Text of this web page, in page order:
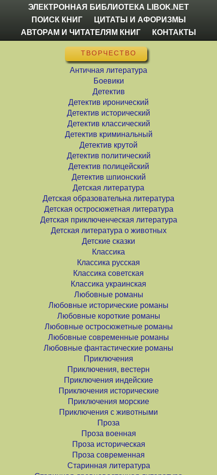
ЭЛЕКТРОННАЯ БИБЛИОТЕКА LIBOK.NET
ПОИСК КНИГ
ЦИТАТЫ И АФОРИЗМЫ
АВТОРАМ И ЧИТАТЕЛЯМ КНИГ
КОНТАКТЫ
ТВОРЧЕСТВО
Античная литература
Боевики
Детектив
Детектив иронический
Детектив исторический
Детектив классический
Детектив криминальный
Детектив крутой
Детектив политический
Детектив полицейский
Детектив шпионский
Детская литература
Детская образовательна литература
Детская остросюжетная литература
Детская приключенческая литература
Детская литература о животных
Детские сказки
Классика
Классика русская
Классика советская
Классика украинская
Любовные романы
Любовные исторические романы
Любовные короткие романы
Любовные остросюжетные романы
Любовные современные романы
Любовные фантастические романы
Приключения
Приключения, вестерн
Приключения индейские
Приключения исторические
Приключения морские
Приключения с животными
Проза
Проза военная
Проза историческая
Проза современная
Старинная литература